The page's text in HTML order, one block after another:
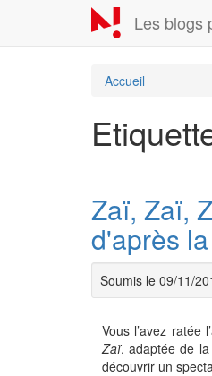
contenu
Les blogs
Accueil
Zaï, Zaï,
d'après
Soumis le 09/11/
Vous l’avez
Zaï, adaptée de
découvrir un